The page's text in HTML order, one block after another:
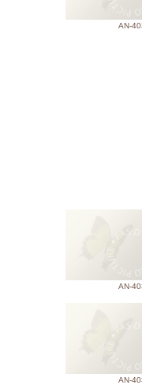
AN-
AN-
AN-